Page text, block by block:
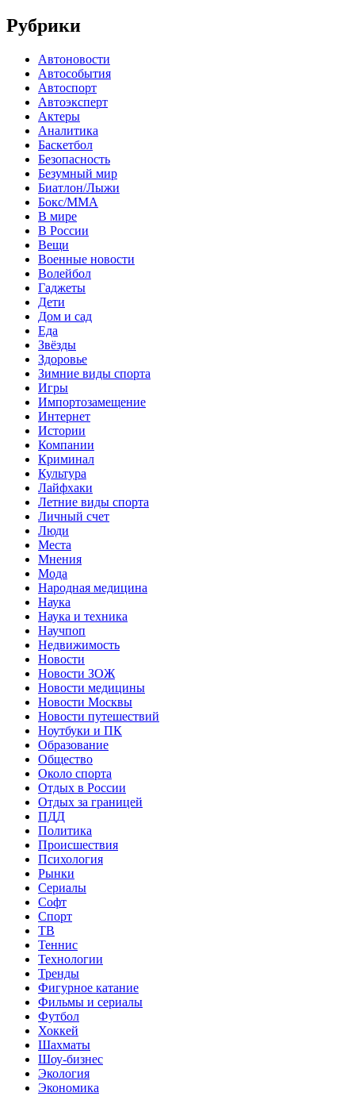
Рубрики
Автоновости
Автособытия
Автоспорт
Автоэксперт
Актеры
Аналитика
Баскетбол
Безопасность
Безумный мир
Биатлон/Лыжи
Бокс/MMA
В мире
В России
Вещи
Военные новости
Волейбол
Гаджеты
Дети
Дом и сад
Еда
Звёзды
Здоровье
Зимние виды спорта
Игры
Импортозамещение
Интернет
Истории
Компании
Криминал
Культура
Лайфхаки
Летние виды спорта
Личный счет
Люди
Места
Мнения
Мода
Народная медицина
Наука
Наука и техника
Научпоп
Недвижимость
Новости
Новости ЗОЖ
Новости медицины
Новости Москвы
Новости путешествий
Ноутбуки и ПК
Образование
Общество
Около спорта
Отдых в России
Отдых за границей
ПДД
Политика
Происшествия
Психология
Рынки
Сериалы
Софт
Спорт
ТВ
Теннис
Технологии
Тренды
Фигурное катание
Фильмы и сериалы
Футбол
Хоккей
Шахматы
Шоу-бизнес
Экология
Экономика